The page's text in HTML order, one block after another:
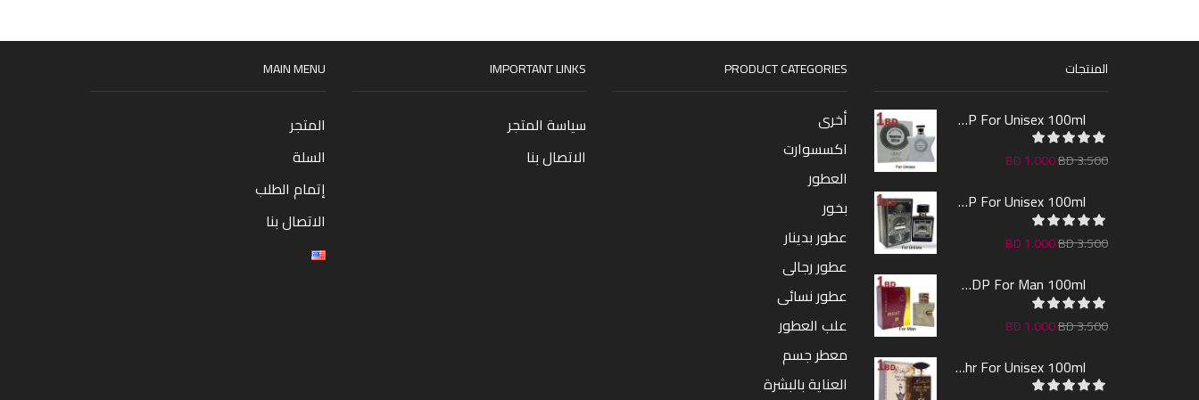
MAIN MENU
المتجر
السلة
إتمام الطلب
الاتصال بنا
IMPORTANT LINKS
سياسة المتجر
الاتصال بنا
PRODUCT CATEGORIES
أخرى
اكسسوارت
العطور
بخور
عطور بدينار
عطور رجالى
عطور نسائى
علب العطور
معطر جسم
العناية بالبشرة
المنتجات
Monsieur Silver EDP For Unisex 100ml
BD3.500
BD1.000
Majestic Oud EDP For Unisex 100ml
BD3.500
BD1.000
Bullet EDP For Man 100ml
BD3.500
BD1.000
Ameer Oud AL Fakhr For Unisex 100ml